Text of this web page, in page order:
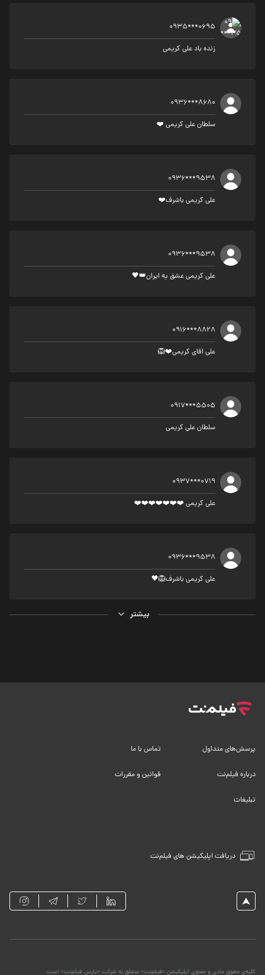
0935***0695
زنده باد علی کریمی
0936***8680
سلطان علی کریمی ❤️
0936***9538
علی کریمی باشرف❤️
0936***9538
علی کریمی عشق یه ایران👑🖤
0916***8828
علی اقای کریمی❤️🦁
0917***5505
سلطان علی کریمی
0937***0719
علی کریمی ❤️❤️❤️❤️❤️❤️❤️
0936***9538
علی کریمی باشرف🦁🖤
بیشتر
دریافت اپلیکیشن های فیلم‌نت
پرسش‌های متداول تماس با ما
درباره فیلم‌نت قوانین و مقررات
تبلیغات
کلیه‌ی حقوق مادی و معنوی اپلیکیشن «فیلم‌نت» متعلق به شرکت «پارس فیلم‌نت» است.